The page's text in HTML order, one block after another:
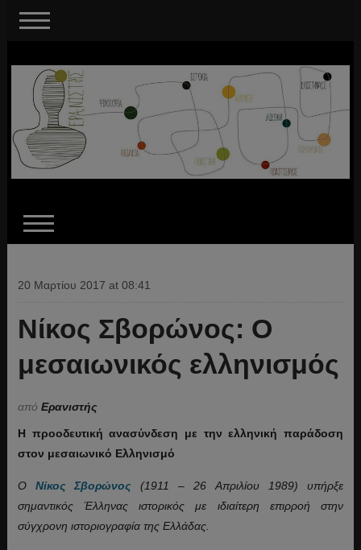
20 Μαρτίου 2017 at 08:41
Νίκος Σβορώνος: Ο
μεσαιωνικός ελληνισμός
από Ερανιστής
Η προοδευτική ανασύνδεση με την ελληνική παράδοση
στον μεσαιωνικό Ελληνισμό
ΟΝίκος Σβορώνος (1911 – 26 Απριλίου 1989) υπήρξε
σημαντικός Έλληνας ιστορικός με ιδιαίτερη επιρροή στην
σύγχρονη ιστοριογραφία της Ελλάδας.